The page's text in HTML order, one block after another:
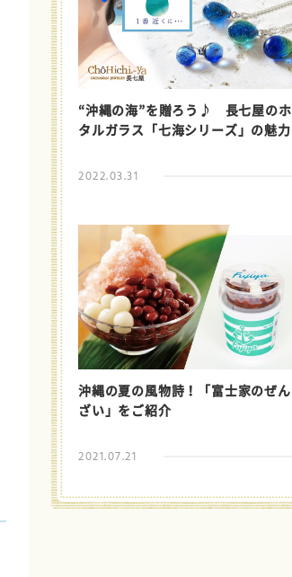
“沖縄の海”を贈ろう♪ 長七屋のホ
タルガラス「七海シリーズ」の魅力
2022.03.31
沖縄の夏の風物詩！「富士家のぜん
ざい」をご紹介
2021.07.21